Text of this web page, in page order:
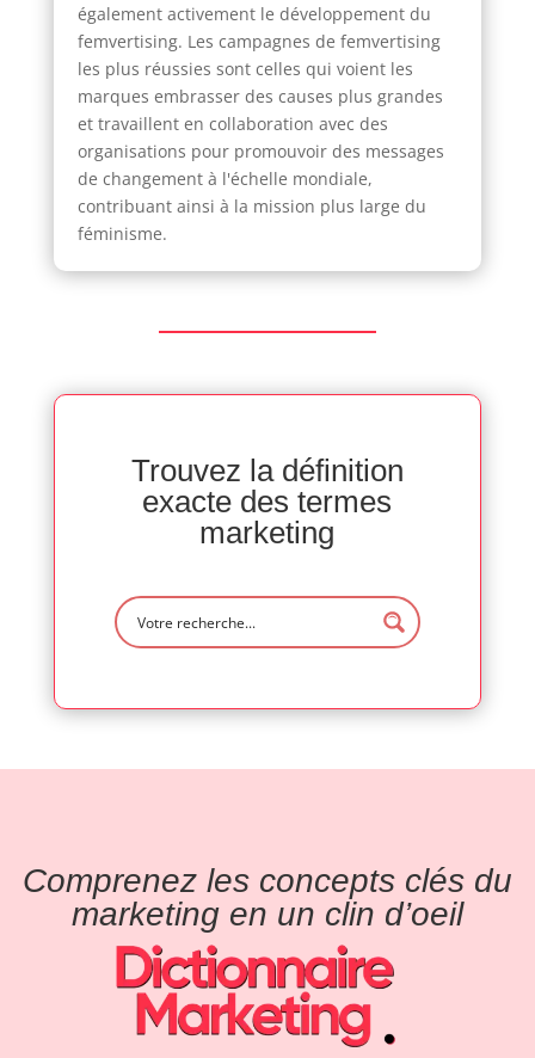
également activement le développement du
femvertising. Les campagnes de femvertising
les plus réussies sont celles qui voient les
marques embrasser des causes plus grandes
et travaillent en collaboration avec des
organisations pour promouvoir des messages
de changement à l'échelle mondiale,
contribuant ainsi à la mission plus large du
féminisme.
Trouvez la définition
exacte des termes
marketing
Comprenez les concepts clés du
marketing en un clin d’oeil